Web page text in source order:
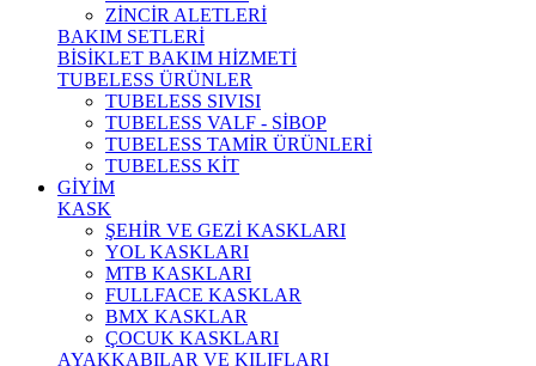
ZİNCİR ALETLERİ
BAKIM SETLERİ
BİSİKLET BAKIM HİZMETİ
TUBELESS ÜRÜNLER
TUBELESS SIVISI
TUBELESS VALF - SİBOP
TUBELESS TAMİR ÜRÜNLERİ
TUBELESS KİT
GİYİM
KASK
ŞEHİR VE GEZİ KASKLARI
YOL KASKLARI
MTB KASKLARI
FULLFACE KASKLAR
BMX KASKLAR
ÇOCUK KASKLARI
AYAKKABILAR VE KILIFLARI